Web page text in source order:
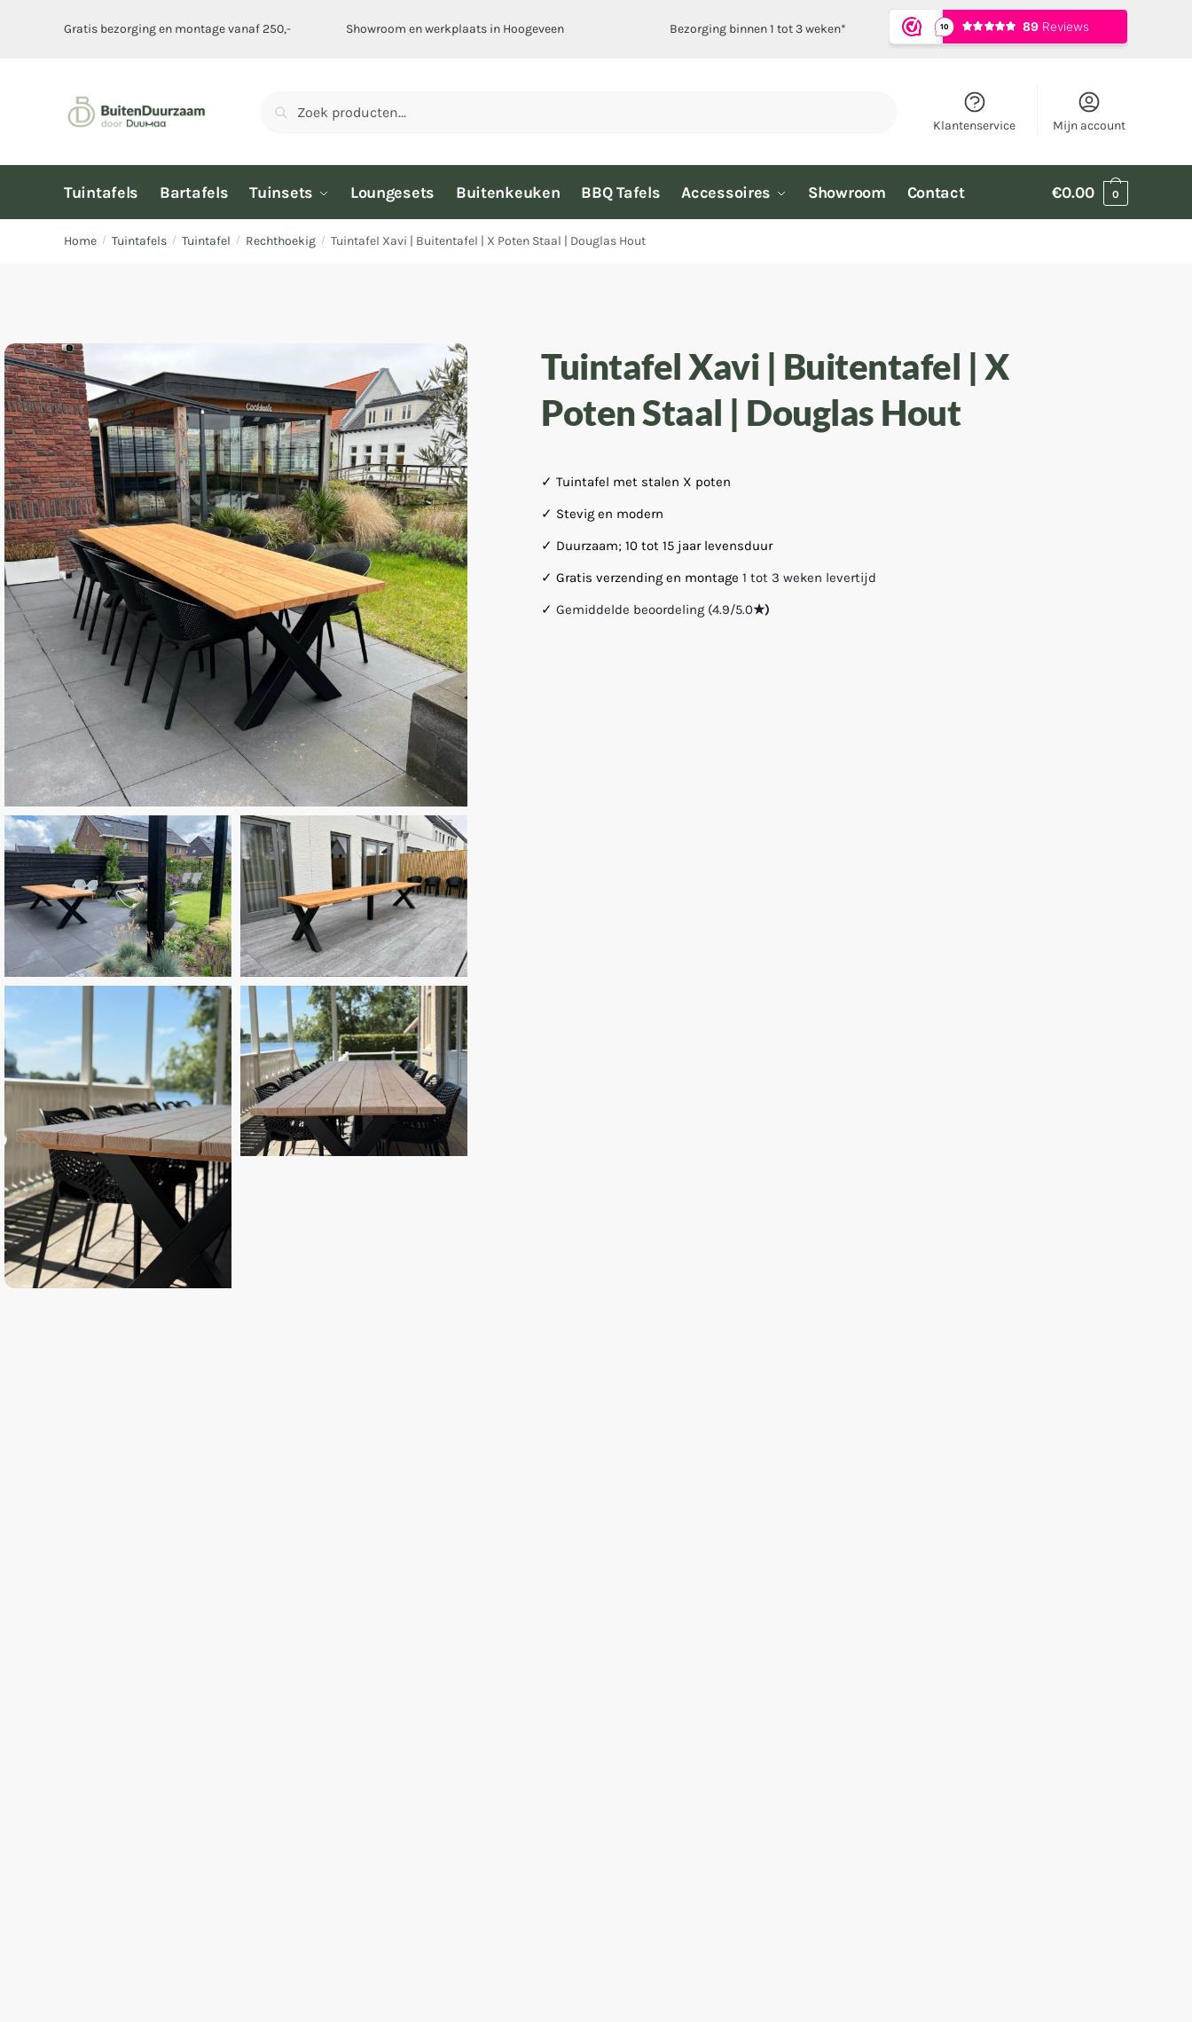
Gratis bezorging en montage vanaf 250,- Showroom en werkplaats in Hoogeveen Bezorging binnen 1 tot 3 weken*
Zoeken
Klantenservice Mijn account
Tuintafels Bartafels Tuinsets Loungesets Buitenkeuken BBQ Tafels Accessoires Showroom Contact €0.00 0
Home / Tuintafels / Tuintafel / Rechthoekig / Tuintafel Xavi | Buitentafel | X Poten Staal | Douglas Hout
Tuintafel Xavi | Buitentafel | X
Poten Staal | Douglas Hout
✓ Tuintafel met stalen X poten
✓ Stevig en modern
✓ Duurzaam; 10 tot 15 jaar levensduur
✓ Gratis verzending en montage 1 tot 3 weken levertijd
✓ Gemiddelde beoordeling (4.9/5.0★)